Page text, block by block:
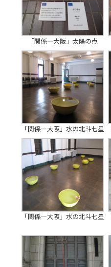
「関係―大阪」太陽の点
「関係―大阪」水の北斗七星
「関係―大阪」水の北斗七星